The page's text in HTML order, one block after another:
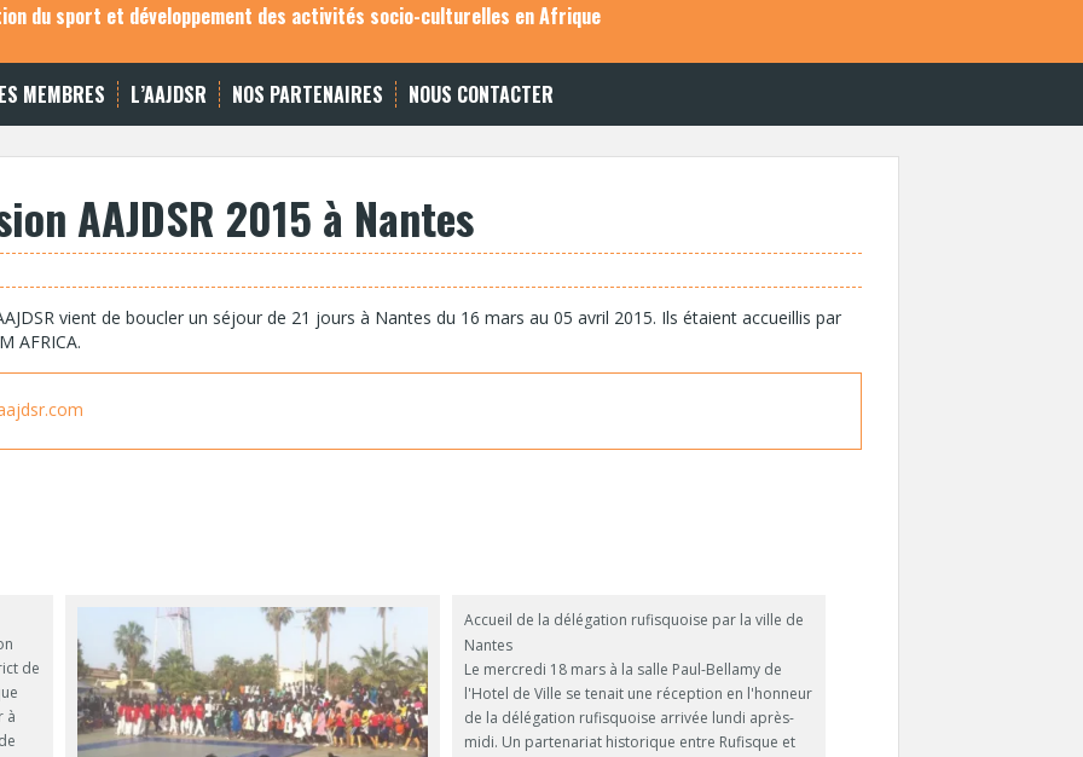
du sport et développement des activités socio-culturelles en Afrique
MEMBRES L’AAJDSR NOS PARTENAIRES NOUS CONTACTER
AAJDSR 2015 à Nantes
vient de boucler un séjour de 21 jours à Nantes du 16 mars au 05 avril 2015. Ils étaient accueillis par
AFRICA.
de
à
Accueil de la délégation rufisquoise par la ville de
Nantes
Le mercredi 18 mars à la salle Paul-Bellamy de
l'Hotel de Ville se tenait une réception en l'honneur
de la délégation rufisquoise arrivée lundi après-
midi. Un partenariat historique entre Rufisque et